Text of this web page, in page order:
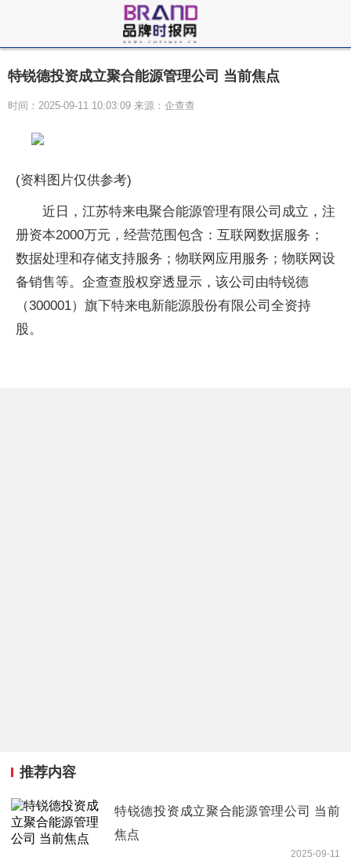
特锐德投资成立聚合能源管理公司 当前焦点
时间：2025-09-11 10:03:09 来源：企查查
(资料图片仅供参考)
近日，江苏特来电聚合能源管理有限公司成立，注
册资本2000万元，经营范围包含：互联网数据服务；
数据处理和存储支持服务；物联网应用服务；物联网设
备销售等。企查查股权穿透显示，该公司由特锐德
（300001）旗下特来电新能源股份有限公司全资持
股。
推荐内容
特锐德投资成立聚合能源管理公司 当前
焦点
2025-09-11